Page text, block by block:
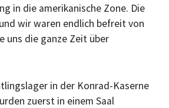
in die amerikanische Zone. Die
wir waren endlich befreit von
uns die ganze Zeit über
in der Konrad-Kaserne
zuerst in einem Saal